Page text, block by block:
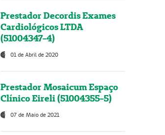
Prestador Decordis Exames
Cardiológicos LTDA
(51004347-4)
01 de Abril de 2020
Prestador Mosaicum Espaço
Clínico Eireli (51004355-5)
07 de Maio de 2021